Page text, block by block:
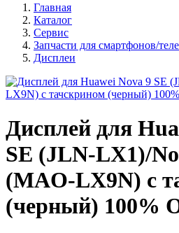
Главная
Каталог
Сервис
Запчасти для смартфонов/
Дисплеи
Дисплей для
SE (JLN-LX1)/
(MAO-LX9N) с
(черный) 100%